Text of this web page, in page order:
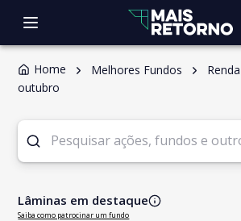
Home Melhores Fundos
outubro
Lâminas em destaque
Saiba como patrocinar um fundo